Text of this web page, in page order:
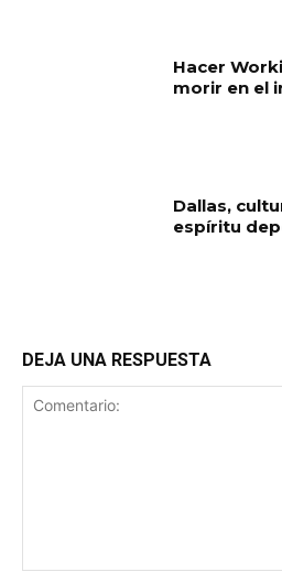
Hacer
morir en el
Dallas,
espíritu
DEJA UNA RESPUESTA